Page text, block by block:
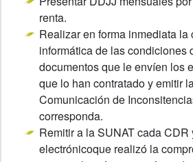
renta.
Realizar en forma inmediata la
informática de las condiciones
documentos que le envíen los
que lo han contratado y emitir
Comunicación de
corresponda.
Remitir a la SUNAT cada CDR
electrónicoque realizó la